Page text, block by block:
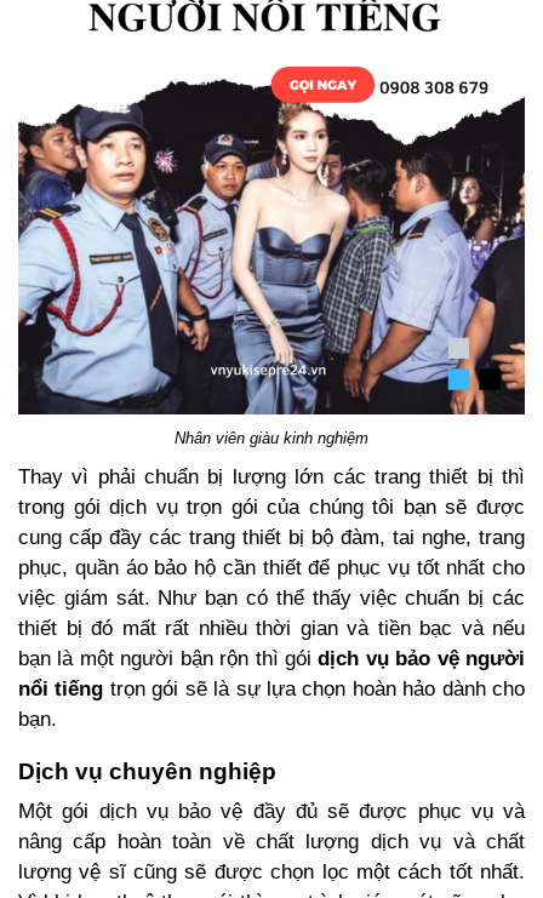
Nhân viên giàu kinh nghiệm
Thay vì phải chuẩn bị lượng lớn các trang thiết bị thì
trong gói dịch vụ trọn gói của chúng tôi bạn sẽ được
cung cấp đầy các trang thiết bị bộ đàm, tai nghe, trang
phục, quần áo bảo hộ cần thiết để phục vụ tốt nhất cho
việc giám sát. Như bạn có thể thấy việc chuẩn bị các
thiết bị đó mất rất nhiều thời gian và tiền bạc và nếu
bạn là một người bận rộn thì góidịch vụ bảo vệ người
nổi tiếng trọn gói sẽ là sự lựa chọn hoàn hảo dành cho
bạn.
Dịch vụ chuyên nghiệp
Một gói dịch vụ bảo vệ đầy đủ sẽ được phục vụ và
nâng cấp hoàn toàn về chất lượng dịch vụ và chất
lượng vệ sĩ cũng sẽ được chọn lọc một cách tốt nhất.